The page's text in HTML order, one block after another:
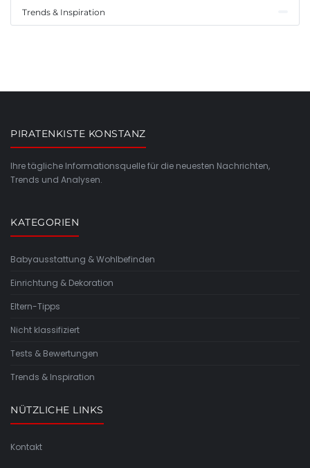
Trends & Inspiration
PIRATENKISTE KONSTANZ
Ihre tägliche Informationsquelle für die neuesten Nachrichten,
Trends und Analysen.
KATEGORIEN
Babyausstattung & Wohlbefinden
Einrichtung & Dekoration
Eltern-Tipps
Nicht klassifiziert
Tests & Bewertungen
Trends & Inspiration
NÜTZLICHE LINKS
Kontakt